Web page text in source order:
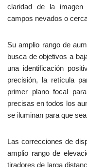
claridad de la imagen
campos nevados o
Su amplio rango de
busca de objetivos a
una identificación
precisión, la retícula
primer plano focal
precisas en todos los
se iluminan para que
Las correcciones de
amplio rango de
tiradores de larga